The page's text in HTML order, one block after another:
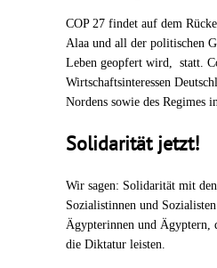
COP 27 findet auf dem
Alaa und all der politischen
Leben geopfert wird, statt.
Wirtschaftsinteressen
Nordens sowie des Regimes
Solidarität jetzt!
Wir sagen: Solidarität mit
Sozialistinnen und
Ägypterinnen und Ägyptern,
die Diktatur leisten.